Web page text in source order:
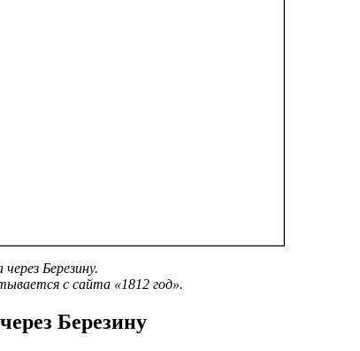
Березину.
с сайта «1812 год».
Березину